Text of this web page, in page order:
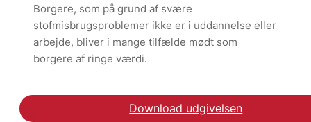
Borgere, som på grund af svære
stofmisbrugsproblemer ikke er i uddannelse eller
arbejde, bliver i mange tilfælde mødt som
borgere af ringe værdi.
Download udgivelsen
Læs kronikken på